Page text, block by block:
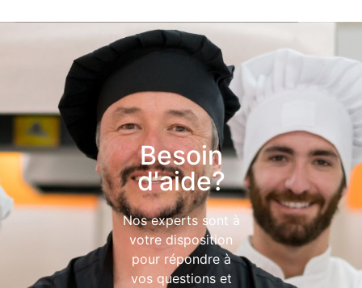
Besoin
d'aide?
Nos experts sont à
votre disposition
pour répondre à
vos questions et